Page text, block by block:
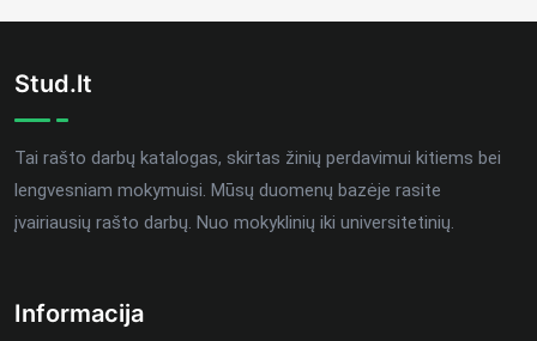
Stud.lt
Tai rašto darbų katalogas, skirtas žinių perdavimui kitiems bei
lengvesniam mokymuisi. Mūsų duomenų bazėje rasite
įvairiausių rašto darbų. Nuo mokyklinių iki universitetinių.
Informacija